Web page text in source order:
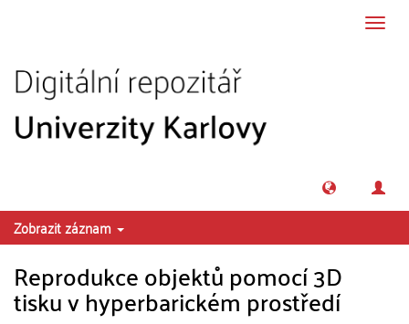
Zobrazit záznam
Reprodukce objektů pomocí 3D
tisku v hyperbarickém prostředí